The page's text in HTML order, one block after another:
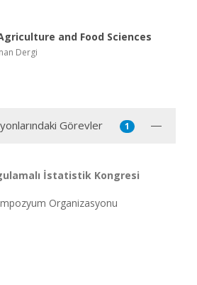
and Food Sciences
Dergi
Görevler 1
İstatistik Kongresi
Organizasyonu